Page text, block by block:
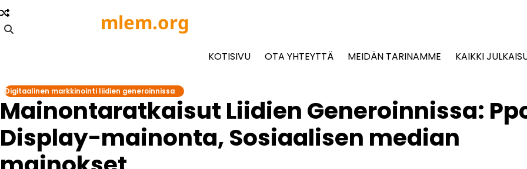
Skip
to
content
mlem.org
KOTISIVU OTA YHTEYTTÄ MEIDÄN TARINAMME KAIKKI
Digitaalinen markkinointi liidien generoinnissa
Mainontaratkaisut Liidien Generoinnissa:
Display-mainonta, Sosiaalisen median